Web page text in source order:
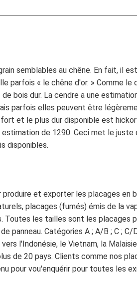
semblables au chêne. En fait, il
parfois « le chêne d'or. » Comme le
bois dur. La cendre a une
parfois elles peuvent être
fort et le plus dur disponible est
de 1290. Ceci met le juste
disponibles.
et exporter les placages en
placages (fumés) émis de la
les tailles sont les placages
panneau. Catégories A ; A/B ; C ;
l'Indonésie, le Vietnam, la
de 20 pays. Clients comme nos
pour vou'enquérir pour toutes les